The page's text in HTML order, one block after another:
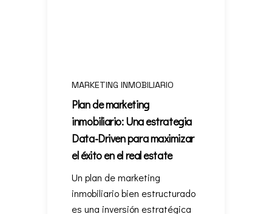
MARKETING INMOBILIARIO
Plan de marketing
inmobiliario: Una estrategia
Data-Driven para maximizar
el éxito en el real estate
Un plan de marketing
inmobiliario bien estructurado
es una inversión estratégica